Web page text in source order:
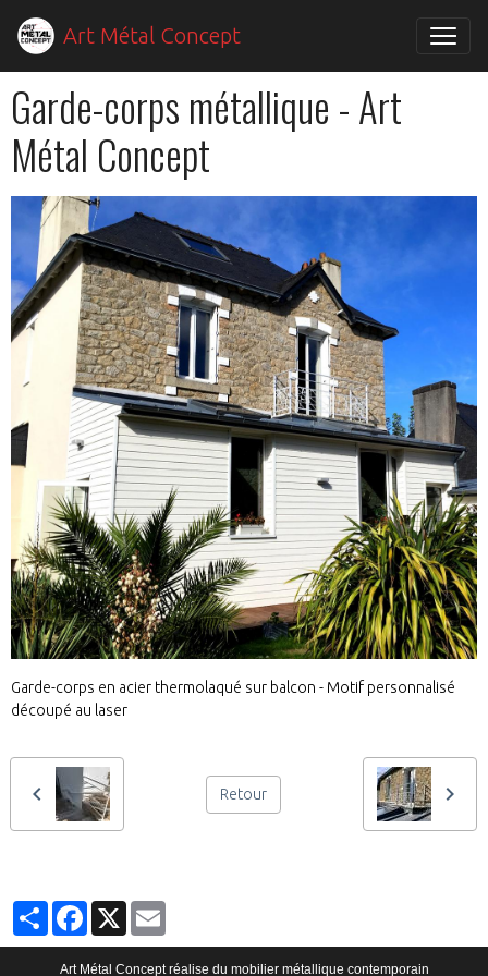
Art Métal Concept
Garde-corps métallique - Art
Métal Concept
Garde-corps en acier thermolaqué sur balcon - Motif personnalisé
découpé au laser
Retour
PartagerFacebook
X
Art Métal Concept réalise du mobilier métallique contemporain